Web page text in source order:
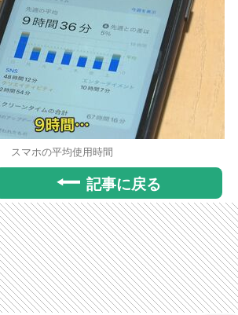
スマホの平均使用時間
記事に戻る